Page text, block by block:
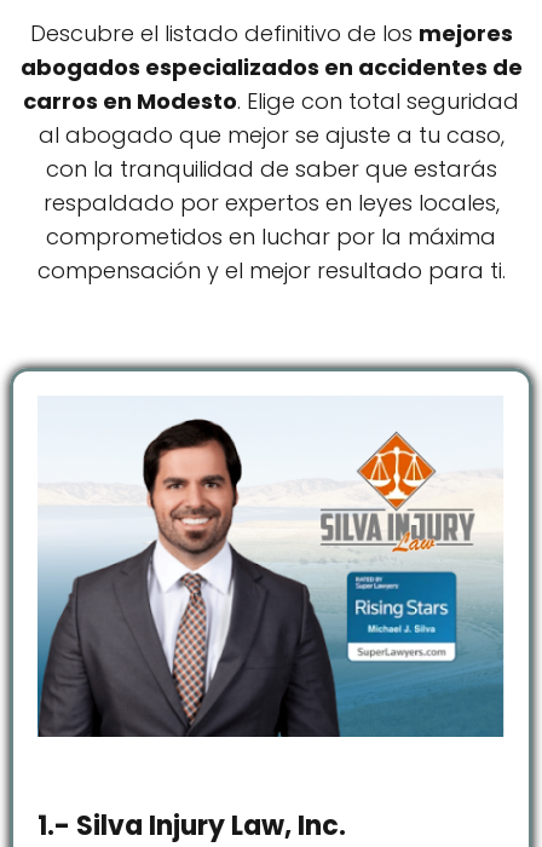
Descubre el listado definitivo de los mejores
abogados especializados en accidentes de
carros en Modesto. Elige con total seguridad
al abogado que mejor se ajuste a tu caso,
con la tranquilidad de saber que estarás
respaldado por expertos en leyes locales,
comprometidos en luchar por la máxima
compensación y el mejor resultado para ti.
1.- Silva Injury Law, Inc.